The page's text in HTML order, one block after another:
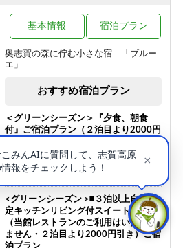
99,999円/人/泊 ～
真夏でも快適！「真の避暑地・志賀高
原」で涼を満喫 チェックイン時26度
以上なら1ドリンクサービス
10,100円/人/泊 ～
賀高原で非日常を楽しむ◆珍しいほっ
ぽ温泉◆志賀高原◆
11,200円/人/泊 ～
奥志賀の森に佇む小さな宿 「ブルー
エ」
基本情報 宿泊プラン
おすすめ宿泊プラン
＜グリーンシーズン＞『夕食、朝食
付』ご宿泊プラン（２泊目より2000円
1泊2食付き
21,500円/人/泊 ～
<グリーンシーズン >◾️３泊以上自炊限
定キッチンリビング付スイートルーム
（当館レストランのご利用はいただけ
ません・２泊目より2000円引き）ご宿
泊プラン